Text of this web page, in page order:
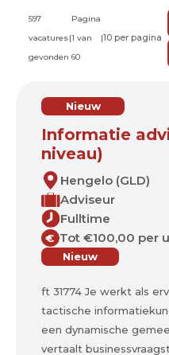
597
vacatures
gevonden
|
Pagina
1 van
60
|
Nieuw
Informatie
niveau)
Hengelo (GLD)
Adviseur
Fulltime
€ Tot €100,00 per
Nieuw
ft 31774 Je werkt als
tactische
een dynamische
vertaalt